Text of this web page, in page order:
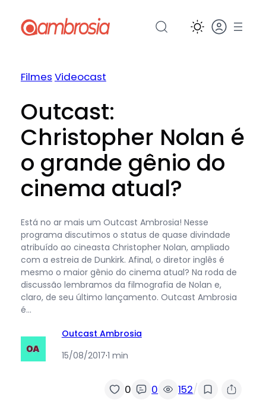
para
Filmes Videocast
Outcast:
Christopher Nolan é
o grande gênio do
cinema atual?
Está no ar mais um Outcast Ambrosia! Nesse
programa discutimos o status de quase divindade
atribuído ao cineasta Christopher Nolan, ampliado
com a estreia de Dunkirk. Afinal, o diretor inglês é
mesmo o maior gênio do cinema atual? Na roda de
discussão lembramos da filmografia de Nolan e,
claro, de seu último lançamento. Outcast Ambrosia
é…
Outcast Ambrosia
15/08/2017·1 min
0 0 152/